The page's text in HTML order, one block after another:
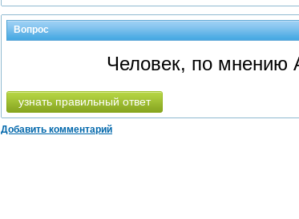
Вопрос
Человек, по мнению
узнать правильный ответ
Добавить комментарий